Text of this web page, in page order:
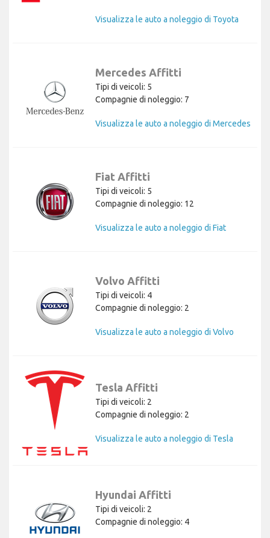
Visualizza le auto a noleggio di Toyota
Mercedes Affitti
Tipi di veicoli: 5
Compagnie di noleggio: 7
Visualizza le auto a noleggio di Mercedes
Fiat Affitti
Tipi di veicoli: 5
Compagnie di noleggio: 12
Visualizza le auto a noleggio di Fiat
Volvo Affitti
Tipi di veicoli: 4
Compagnie di noleggio: 2
Visualizza le auto a noleggio di Volvo
Tesla Affitti
Tipi di veicoli: 2
Compagnie di noleggio: 2
Visualizza le auto a noleggio di Tesla
Hyundai Affitti
Tipi di veicoli: 2
Compagnie di noleggio: 4